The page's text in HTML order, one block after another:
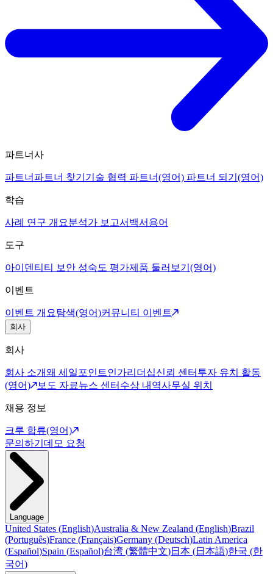
파트너사
파트너 파트너 찾기 기술 협력 파트너(영어) 파트너 되기(영어)
학습
사례 연구 개요분석가 보고서 백서 용어
도구
아이덴티티 보안 성숙도 평가제품 둘러보기(영어)
이벤트
이벤트 개요탐색(영어)커뮤니티 이벤트
회사
회사
회사 소개왜 세일포인트인가리더십신뢰 센터 투자 유치 활동
(영어)
보도 자료뉴스 센터 수상 내역사무실 위치
채용 정보
크루 합류(영어)
문의하기 데모 요청
Language
United States (English)Australia & New Zealand (English)Brazil
(Português)France (Français)Germany (Deutsch)Latin America
(Español)Spain (Español)台湾 (繁體中文)日本 (日本語)한국 (한
국어)